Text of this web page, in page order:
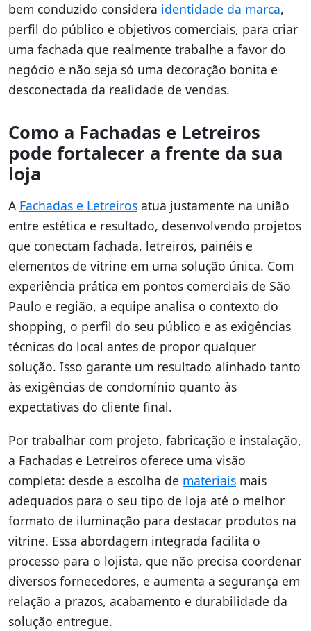
bem conduzido considera identidade da marca,
perfil do público e objetivos comerciais, para criar
uma fachada que realmente trabalhe a favor do
negócio e não seja só uma decoração bonita e
desconectada da realidade de vendas.
Como a Fachadas e Letreiros
pode fortalecer a frente da sua
loja
A Fachadas e Letreiros atua justamente na união
entre estética e resultado, desenvolvendo projetos
que conectam fachada, letreiros, painéis e
elementos de vitrine em uma solução única. Com
experiência prática em pontos comerciais de São
Paulo e região, a equipe analisa o contexto do
shopping, o perfil do seu público e as exigências
técnicas do local antes de propor qualquer
solução. Isso garante um resultado alinhado tanto
às exigências de condomínio quanto às
expectativas do cliente final.
Por trabalhar com projeto, fabricação e instalação,
a Fachadas e Letreiros oferece uma visão
completa: desde a escolha de materiais mais
adequados para o seu tipo de loja até o melhor
formato de iluminação para destacar produtos na
vitrine. Essa abordagem integrada facilita o
processo para o lojista, que não precisa coordenar
diversos fornecedores, e aumenta a segurança em
relação a prazos, acabamento e durabilidade da
solução entregue.